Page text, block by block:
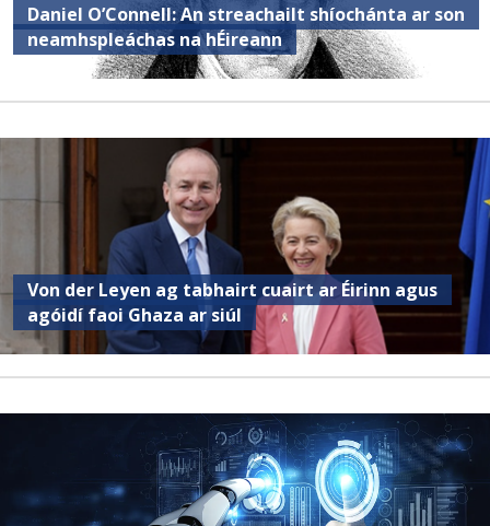
Daniel O’Connell: An streachailt shíochánta ar son
neamhspleáchas na hÉireann
Von der Leyen ag tabhairt cuairt ar Éirinn agus
agóidí faoi Ghaza ar siúl